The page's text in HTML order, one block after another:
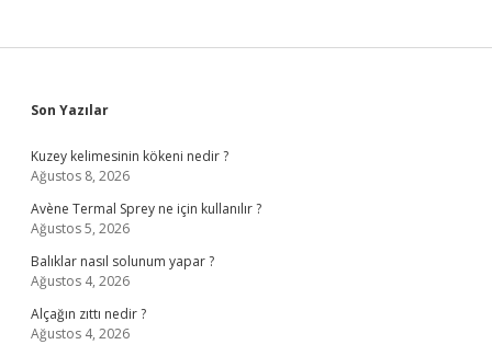
Sidebar
Son Yazılar
Kuzey kelimesinin kökeni nedir ?
Ağustos 8, 2026
Avène Termal Sprey ne için kullanılır ?
Ağustos 5, 2026
Balıklar nasıl solunum yapar ?
Ağustos 4, 2026
Alçağın zıttı nedir ?
Ağustos 4, 2026